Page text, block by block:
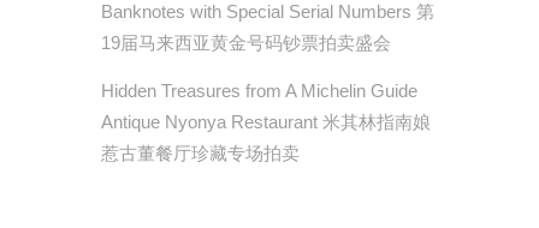
Banknotes with Special Serial Numbers 第
19届马来西亚黄金号码钞票拍卖盛会
Hidden Treasures from A Michelin Guide
Antique Nyonya Restaurant 米其林指南娘
惹古董餐厅珍藏专场拍卖